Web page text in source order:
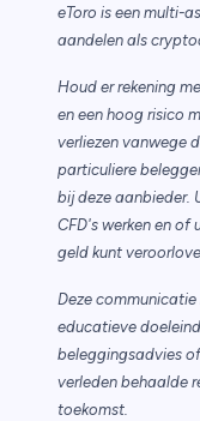
eToro is een multi-
aandelen als
Houd er rekening
en een hoog risico
verliezen vanwege
particuliere
bij deze aanbieder.
CFD's werken en of
geld kunt
Deze
educatieve
beleggingsadvies
verleden behaalde
toekomst.